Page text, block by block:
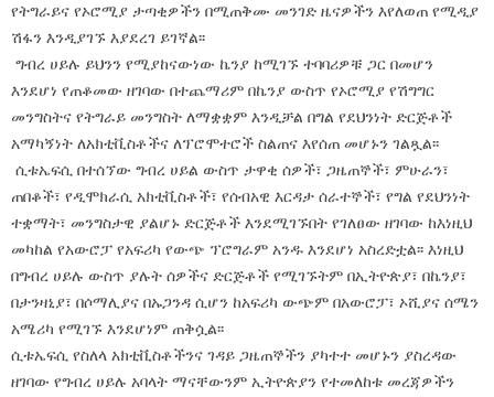
የትግራይና የኦሮሚያ ታጣቂዎችን በሚጠቅሙ መንገድ ዜናዎችን እየለወጠ የሚዲያ
ሽፋን እንዲያገኙ እያደረገ ይገኛል፡፡
ግብረ ሀይሉ ይህንን የሚያከናውነው ኬንያ ከሚገኙ ተባባሪዎቹ ጋር በመሆን
እንደሆነ የጠቆመው ዘገባው በተጨማሪም በኬንያ ውስጥ የኦሮሚያ የሽግግር
መንግስትና የትግራይ መንግስት ለማቋቋም እንዲቻል በግል የደህንነት ድርጅቶች
አማካኝነት ለአክቲቪስቶችና ለፕሮሞተሮች ስልጠና እየሰጠ መሆኑን ገልጿል፡፡
ሲቱኤፍሲ በተሰኘው ግብረ ሀይል ውስጥ ታዋቂ ሰዎች፣ ጋዜጠኞች፣ ምሁራን፣
ጠበቆች፣ የዲሞክራሲ አክቲቪስቶች፣ የሰብአዊ እርዳታ ሰራተኞች፣ የግል የደህንነት
ተቋማት፣ መንግስታዊ ያልሆኑ ድርጅቶች እንደሚገኙበት የገለፀው ዘገባው ከእነዚህ
መካከል የአውሮፓ የአፍሪካ የውጭ ፕሮግራም አንዱ እንደሆነ አስረድቷል፡፡ እነዚህ
በግብረ ሀይሉ ውስጥ ያሉት ሰዎችና ድርጅቶች የሚገኙትም በኢትዮጵያ፣ በኬንያ፣
በታንዛኒያ፣ በሶማሊያና በኡጋንዳ ሲሆን ከአፍሪካ ውጭም በአውሮፓ፣ ኦሺያና ሰሜን
አሜሪካ የሚገኙ እንደሆነም ጠቅሷል፡፡
ሲቱኤፍሲ የስለላ አክቲቪስቶችንና ገዳይ ጋዜጠኞችን ያካተተ መሆኑን ያስረዳው
ዘገባው የግብረ ሀይሉ አባላት ማናቸውንም ኢትዮጵያን የተመለከቱ መረጃዎችን